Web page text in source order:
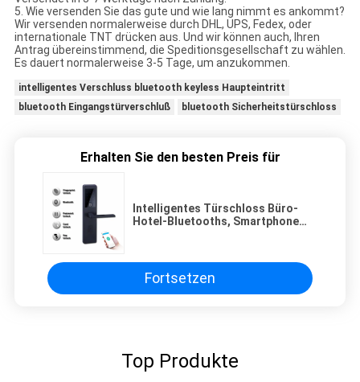
5. Wie versenden Sie das gute und wie lang nimmt es ankommt?
Wir versenden normalerweise durch DHL, UPS, Fedex, oder
internationale TNT drücken aus. Und wir können auch, Ihren
Antrag übereinstimmend, die Speditionsgesellschaft zu wählen.
Es dauert normalerweise 3-5 Tage, um anzukommen.
intelligentes Verschluss bluetooth keyless Haupteintritt
bluetooth Eingangstürverschluß
bluetooth Sicherheitstürschloss
Erhalten Sie den besten Preis für
Intelligentes Türschloss Büro-
Hotel-Bluetooths, Smartphone
Fortsetzen
Top Produkte